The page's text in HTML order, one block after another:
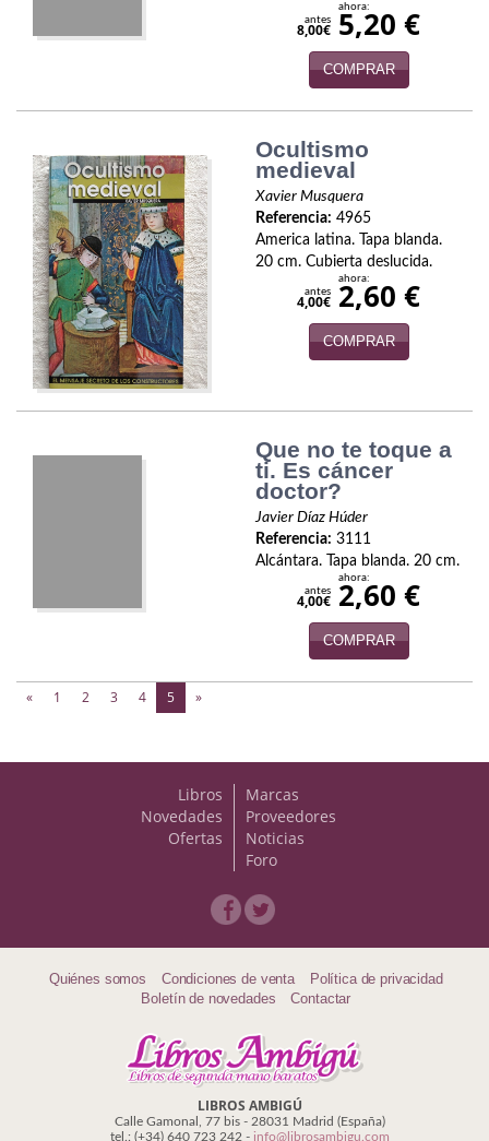
antes
8,00€
ahora:
5,20 €
COMPRAR
Ocultismo
medieval
Xavier Musquera
Referencia: 4965
America latina. Tapa blanda.
20 cm. Cubierta deslucida.
antes
4,00€
ahora:
2,60 €
COMPRAR
Que no te toque a
ti. Es cáncer
doctor?
Javier Díaz Húder
Referencia: 3111
Alcántara. Tapa blanda. 20 cm.
antes
4,00€
ahora:
2,60 €
COMPRAR
« 1 2 3 4 5(current)
»
Libros
Novedades
Ofertas
Marcas
Proveedores
Noticias
Foro
Quiénes somos Condiciones de venta
Política de privacidad
Boletín de novedades
Contactar
LIBROS AMBIGÚ
Calle Gamonal, 77 bis - 28031 Madrid (España)
tel.: (+34) 640 723 242 - info@librosambigu.com